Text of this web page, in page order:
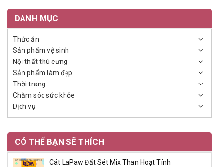
DANH MỤC
Thức ăn
Sản phẩm vệ sinh
Nội thất thú cưng
Sản phẩm làm đẹp
Thời trang
Chăm sóc sức khỏe
Dịch vụ
CÓ THỂ BẠN SẼ THÍCH
Cát LaPaw Đất Sét Mix Than Hoạt Tính